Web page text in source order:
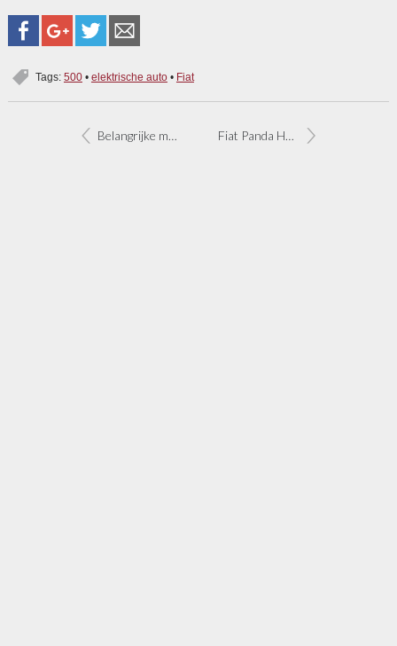
Tags: 500• elektrische auto• Fiat
Belangrijke maatregelen Covid-19 Fiat Panda Hybrid komt eerst als City Cross